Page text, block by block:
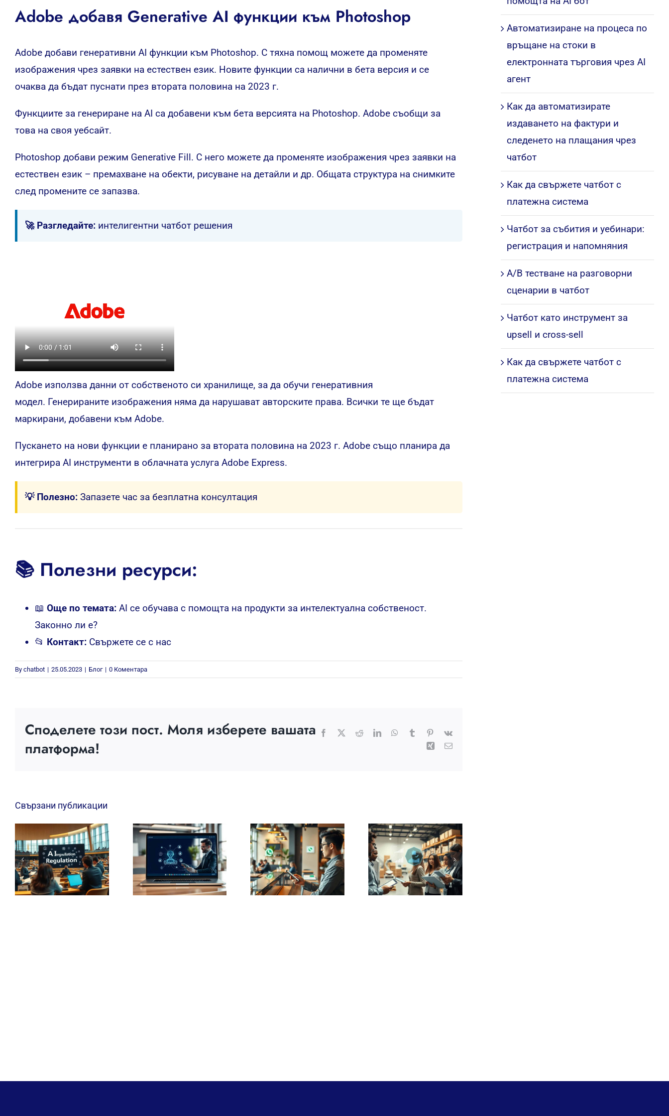
Adobe добавя Generative AI функции към Photoshop
Adobe добави генеративни AI функции към Photoshop. С тяхна помощ можете да променяте
изображения чрез заявки на естествен език. Новите функции са налични в бета версия и се
очаква да бъдат пуснати през втората половина на 2023 г.
Функциите за генериране на AI са добавени към бета версията на Photoshop. Adobe съобщи за
това на своя уебсайт.
Photoshop добави режим Generative Fill. С него можете да променяте изображения чрез заявки на
естествен език – премахване на обекти, рисуване на детайли и др. Общата структура на снимките
след промените се запазва.
🚀 Разгледайте: интелигентни чатбот решения
Adobe използва данни от собственото си хранилище, за да обучи генеративния
модел. Генерираните изображения няма да нарушават авторските права. Всички те ще бъдат
маркирани, добавени към Adobe.
Пускането на нови функции е планирано за втората половина на 2023 г. Adobe също планира да
интегрира AI инструменти в облачната услуга Adobe Express.
💡 Полезно: Запазете час за безплатна консултация
📚 Полезни ресурси:
📖 Още по темата: AI се обучава с помощта на продукти за интелектуална собственост.
Законно ли е?
📂 Контакт: Свържете се с нас
By chatbot | 25.05.2023 | Блог | 0 Коментара
Споделете този пост. Моля изберете вашата
платформа!
Facebook
X RedditLinkedInWhatsApp
TumblrPinterest
Vk
Xing Електронна
Свързани публикации
Автоматизиране на процеса по
връщане на стоки в
електронната търговия чрез AI
агент
Как да автоматизирате
издаването на фактури и
следенето на плащания чрез
чатбот
Как да свържете чатбот с
платежна система
Чатбот за събития и уебинари:
регистрация и напомняния
A/B тестване на разговорни
сценарии в чатбот
Чатбот като инструмент за
upsell и cross-sell
Как да свържете чатбот с
платежна система